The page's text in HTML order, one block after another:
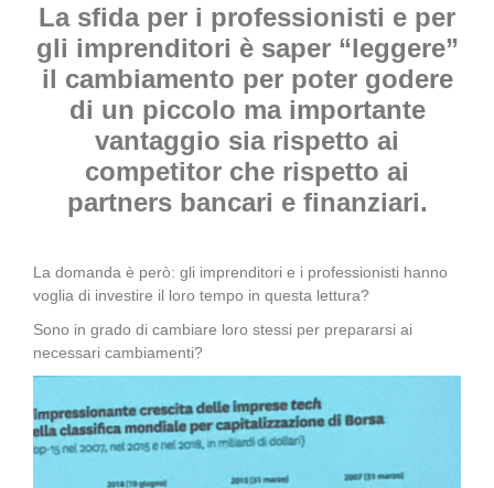
La sfida per i professionisti e per
gli imprenditori è saper “leggere”
il cambiamento per poter godere
di un piccolo ma importante
vantaggio sia rispetto ai
competitor che rispetto ai
partners bancari e finanziari.
La domanda è però: gli imprenditori e i professionisti hanno
voglia di investire il loro tempo in questa lettura?
Sono in grado di cambiare loro stessi per prepararsi ai
necessari cambiamenti?